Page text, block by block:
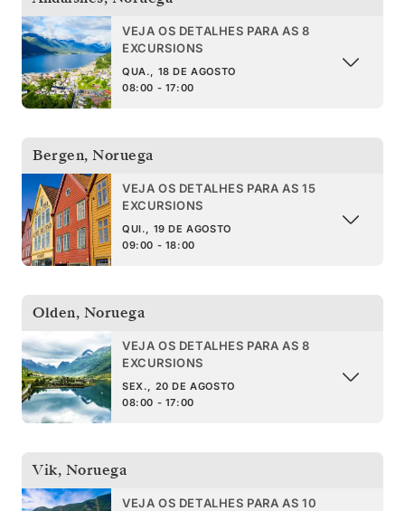
VEJA OS DETALHES PARA AS 8
EXCURSIONS
QUA., 18 DE AGOSTO
08:00 - 17:00
Bergen, Noruega
VEJA OS DETALHES PARA AS 15
EXCURSIONS
QUI., 19 DE AGOSTO
09:00 - 18:00
Olden, Noruega
VEJA OS DETALHES PARA AS 8
EXCURSIONS
SEX., 20 DE AGOSTO
08:00 - 17:00
Vik, Noruega
VEJA OS DETALHES PARA AS 10